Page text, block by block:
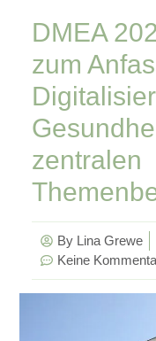
DMEA
zum
zentralen
By Lina Grewe
Keine